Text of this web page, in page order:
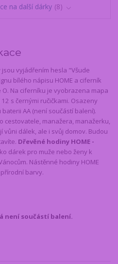
na další dárky 8
vyjádřením hesla "Všude
bílého nápisu HOME a ciferník
Na ciferníku je vyobrazena mapa
s černými ručičkami. Osazeny
AA (není součástí balení).
cestovatele, manažera, manažerku,
vůni dálek, ale i svůj domov. Budou
Dřevěné hodiny HOME -
dárek pro muže nebo ženy k
Nástěnné hodiny HOME
barvy.
není součástí balení.